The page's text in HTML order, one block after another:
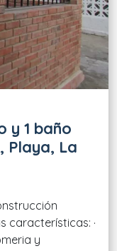
y 1 baño
Playa, La
características: ·
y